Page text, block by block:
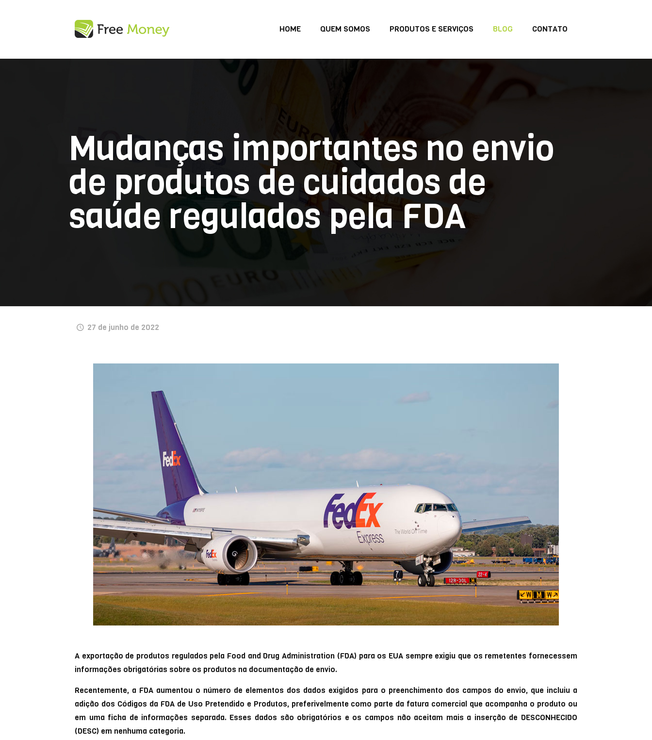
HOME QUEM SOMOS PRODUTOS E SERVIÇOS BLOG CONTATO
Mudanças importantes no envio
de produtos de cuidados de
saúde regulados pela FDA
27 de junho de 2022
A exportação de produtos regulados pela Food and Drug Administration (FDA) para os EUA sempre exigiu que os remetentes fornecessem
informações obrigatórias sobre os produtos na documentação de envio.
Recentemente, a FDA aumentou o número de elementos dos dados exigidos para o preenchimento dos campos do envio, que incluiu a
adição dos Códigos da FDA de Uso Pretendido e Produtos, preferivelmente como parte da fatura comercial que acompanha o produto ou
em uma ficha de informações separada. Esses dados são obrigatórios e os campos não aceitam mais a inserção de DESCONHECIDO
(DESC) em nenhuma categoria.